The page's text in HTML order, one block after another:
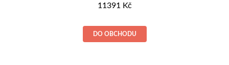
11391 Kč
DO OBCHODU